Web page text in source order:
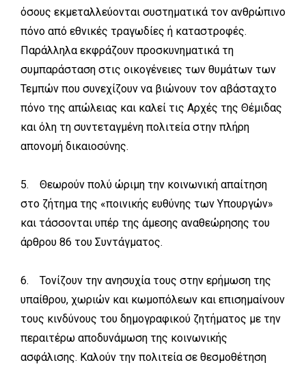
όσους εκμεταλλεύονται συστηματικά τον ανθρώπινο
πόνο από εθνικές τραγωδίες ή καταστροφές.
Παράλληλα εκφράζουν προσκυνηματικά τη
συμπαράσταση στις οικογένειες των θυμάτων των
Τεμπών που συνεχίζουν να βιώνουν τον αβάσταχτο
πόνο της απώλειας και καλεί τις Αρχές της Θέμιδας
και όλη τη συντεταγμένη πολιτεία στην πλήρη
απονομή δικαιοσύνης.
5. Θεωρούν πολύ ώριμη την κοινωνική απαίτηση
στο ζήτημα της «ποινικής ευθύνης των Υπουργών»
και τάσσονται υπέρ της άμεσης αναθεώρησης του
άρθρου 86 του Συντάγματος.
6. Τονίζουν την ανησυχία τους στην ερήμωση της
υπαίθρου, χωριών και κωμοπόλεων και επισημαίνουν
τους κινδύνους του δημογραφικού ζητήματος με την
περαιτέρω αποδυνάμωση της κοινωνικής
ασφάλισης. Καλούν την πολιτεία σε θεσμοθέτηση